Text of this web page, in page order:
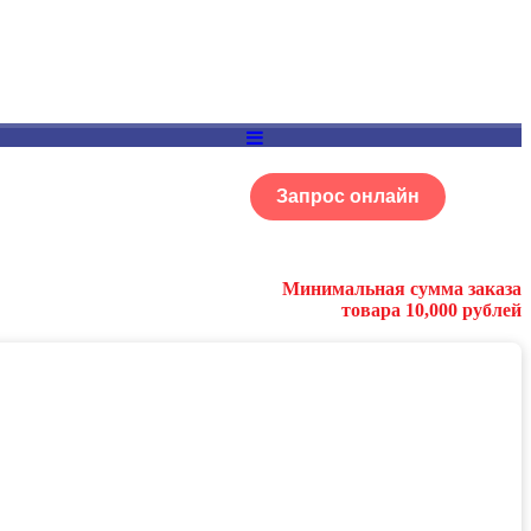
Запрос онлайн
Минимальная сумма заказа
товара 10,000 рублей